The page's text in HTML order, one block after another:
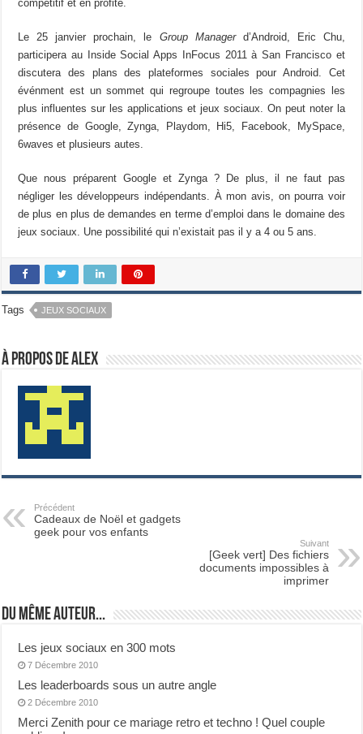
compétitif et en profite.
Le 25 janvier prochain, le Group Managerd’Android, Eric Chu,
participera au Inside Social Apps InFocus 2011 à San Francisco et
discutera des plans des plateformes sociales pour Android. Cet
événment est un sommet qui regroupe toutes les compagnies les
plus influentes sur les applications et jeux sociaux. On peut noter la
présence de Google, Zynga, Playdom, Hi5, Facebook, MySpace,
6waves et plusieurs autes.
Que nous préparent Google et Zynga ? De plus, il ne faut pas
négliger les développeurs indépendants. À mon avis, on pourra voir
de plus en plus de demandes en terme d’emploi dans le domaine des
jeux sociaux. Une possibilité qui n’existait pas il y a 4 ou 5 ans.
Tags JEUX SOCIAUX
À propos de Alex
Précédent
Cadeaux de Noël et gadgets
geek pour vos enfants
Suivant
[Geek vert] Des fichiers
documents impossibles à
imprimer
Du même auteur...
Les jeux sociaux en 300 mots
7 Décembre 2010
Les leaderboards sous un autre angle
2 Décembre 2010
Merci Zenith pour ce mariage retro et techno ! Quel couple